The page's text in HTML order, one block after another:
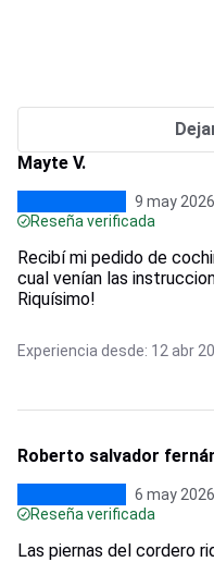
Mayte V.
9 may 2026
Reseña verificada
Recibí mi pedido de
cual venían las
Riquísimo!
Experiencia desde: 12 abr
Roberto salvador
6 may 2026
Reseña verificada
Las piernas del cordero